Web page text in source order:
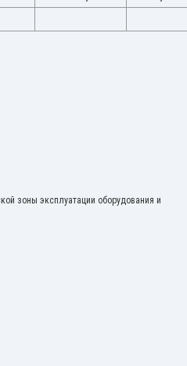
зоны эксплуатации оборудования и